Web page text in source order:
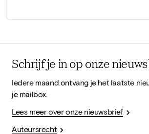
Schrijf je in op onze
Iedere maand ontvang je het laatste
je mailbox.
Lees meer over onze nieuwsbrief
Auteursrecht